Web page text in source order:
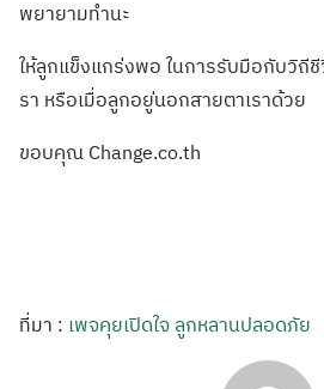
พยายามทำนะ
ให้ลูกแข็งแกร่งพอ ในการรับมือกับวถีชี
รา หรือเมื่อลูกอยู่นอกสายตาเราด้วย
ขอบคุณ Change.co.th
ที่มา : เพจคุยเปิดใจ ลูกหลานปลอดภัย